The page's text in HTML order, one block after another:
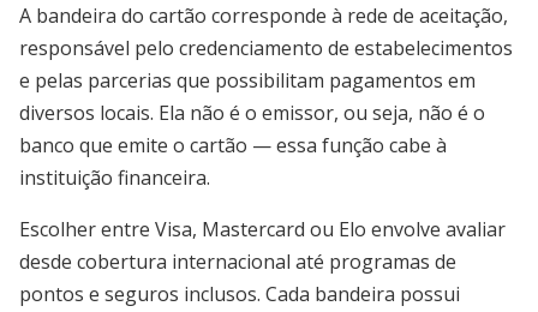
A bandeira do cartão corresponde à rede de aceitação,
responsável pelo credenciamento de estabelecimentos
e pelas parcerias que possibilitam pagamentos em
diversos locais. Ela não é o emissor, ou seja, não é o
banco que emite o cartão — essa função cabe à
instituição financeira.
Escolher entre Visa, Mastercard ou Elo envolve avaliar
desde cobertura internacional até programas de
pontos e seguros inclusos. Cada bandeira possui